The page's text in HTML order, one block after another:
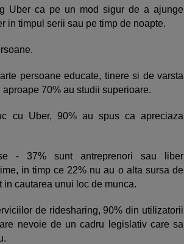
Uber ca pe un mod sigur de a ajunge
in timpul serii sau pe timp de noapte.
persoane educate, tinere si de varsta
70% au studii superioare.
cu Uber, 90% au spus ca apreciaza
- 37% sunt antreprenori sau liber
in timp ce 22% nu au o alta sursa de
cautarea unui loc de munca.
de ridesharing, 90% din utilizatorii
nevoie de un cadru legislativ care sa